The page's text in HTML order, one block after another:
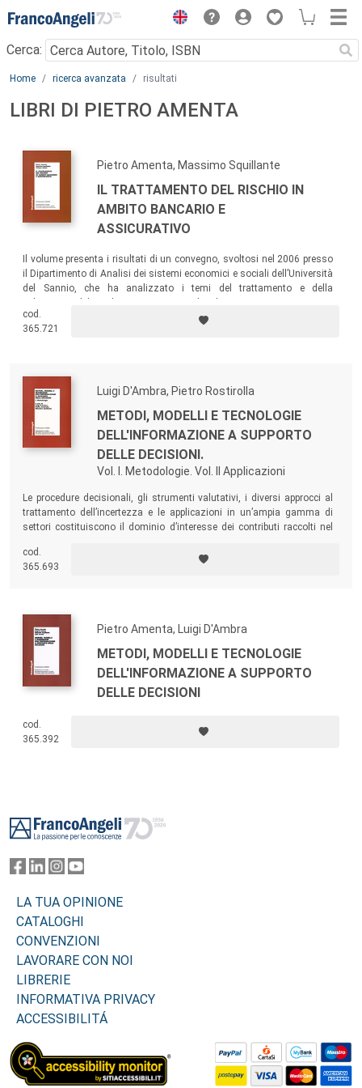
Menu
Cerca:
Main content
Home ricerca avanzata risultati
LIBRI DI PIETRO AMENTA
Pietro Amenta, Massimo Squillante
IL TRATTAMENTO DEL RISCHIO IN
AMBITO BANCARIO E
ASSICURATIVO
Il volume presenta i risultati di un convegno, svoltosi nel 2006 presso
il Dipartimento di Analisi dei sistemi economici e sociali dell’Università
del Sannio, che ha analizzato i temi del trattamento e della
cod.
365.721
Luigi D'Ambra, Pietro Rostirolla
METODI, MODELLI E TECNOLOGIE
DELL'INFORMAZIONE A SUPPORTO
DELLE DECISIONI.
Vol. I. Metodologie. Vol. II Applicazioni
Le procedure decisionali, gli strumenti valutativi, i diversi approcci al
trattamento dell’incertezza e le applicazioni in un’ampia gamma di
settori costituiscono il dominio d’interesse dei contributi raccolti nel
edizione del Convegno omonimo.
cod.
365.693
Pietro Amenta, Luigi D'Ambra
METODI, MODELLI E TECNOLOGIE
DELL'INFORMAZIONE A SUPPORTO
DELLE DECISIONI
cod.
365.392
LA TUA OPINIONE
CATALOGHI
CONVENZIONI
LAVORARE CON NOI
LIBRERIE
INFORMATIVA PRIVACY
ACCESSIBILITÁ